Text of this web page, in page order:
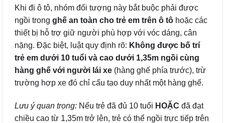
Khi đi ô tô, nhóm đối tượng này bắt buộc phải được
ngồi trong ghế an toàn cho trẻ em trên ô tô hoặc các
thiết bị hỗ trợ giữ người phù hợp với vóc dáng, cân
nặng. Đặc biệt, luật quy định rõ: Không được bố trí
trẻ em dưới 10 tuổi và cao dưới 1,35m ngồi cùng
hàng ghế với người lái xe (hàng ghế phía trước), trừ
trường hợp xe đó chỉ cấu tạo duy nhất một hàng ghế.
Lưu ý quan trọng: Nếu trẻ đã đủ 10 tuổi HOẶC đã đạt
chiều cao từ 1,35m trở lên, trẻ có thể ngồi trực tiếp trên